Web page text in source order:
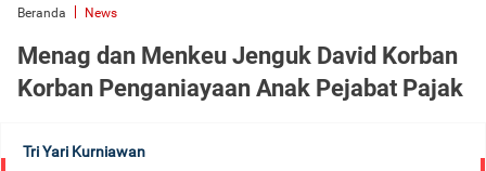
Beranda News
Menag dan Menkeu Jenguk David Korban
Korban Penganiayaan Anak Pejabat Pajak
Tri Yari Kurniawan